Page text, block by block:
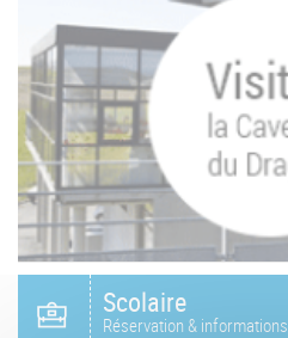
Scolaire
Réservation & informations